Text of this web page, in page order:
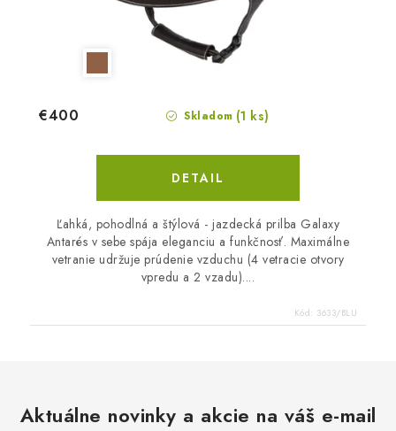
Skladom (1 ks)
€400
DETAIL
Ľahká, pohodlná a štýlová - jazdecká prilba Galaxy
Antarés v sebe spája eleganciu a funkčnosť. Maximálne
vetranie udržuje prúdenie vzduchu (4 vetracie otvory
vpredu a 2 vzadu)....
Kód: 3633/BLU
Aktuálne novinky a akcie na váš e-mail